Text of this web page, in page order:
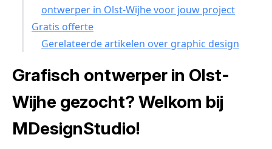
ontwerper in Olst-Wijhe voor jouw project
Gratis offerte
Gerelateerde artikelen over graphic design
Grafisch ontwerper in Olst-
Wijhe gezocht? Welkom bij
MDesignStudio!